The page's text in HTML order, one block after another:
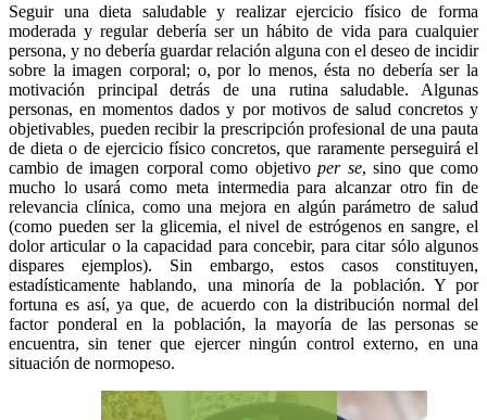
Seguir una dieta saludable y realizar ejercicio físico de forma
moderada y regular debería ser un hábito de vida para cualquier
persona, y no debería guardar relación alguna con el deseo de incidir
sobre la imagen corporal; o, por lo menos, ésta no debería ser la
motivación principal detrás de una rutina saludable. Algunas
personas, en momentos dados y por motivos de salud concretos y
objetivables, pueden recibir la prescripción profesional de una pauta
de dieta o de ejercicio físico concretos, que raramente perseguirá el
cambio de imagen corporal como objetivo per se, sino que como
mucho lo usará como meta intermedia para alcanzar otro fin de
relevancia clínica, como una mejora en algún parámetro de salud
(como pueden ser la glicemia, el nivel de estrógenos en sangre, el
dolor articular o la capacidad para concebir, para citar sólo algunos
dispares ejemplos). Sin embargo, estos casos constituyen,
estadísticamente hablando, una minoría de la población. Y por
fortuna es así, ya que, de acuerdo con la distribución normal del
factor ponderal en la población, la mayoría de las personas se
encuentra, sin tener que ejercer ningún control externo, en una
situación de normopeso.